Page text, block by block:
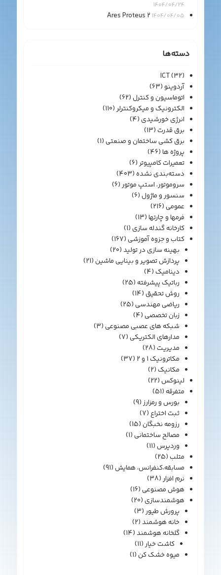
1404/04/24
Ares Proteus 2 1404/04/05
دسته‌ها
ICT(32)
آردوینو(63)
اتوماسیون و کنترل(62)
الکترونیک و میکروکنترلر(110)
انرژی خورشیدی(4)
برق قدرت(13)
برق کشی ساختمان و صنعتی(1)
پروژه ها(46)
تعمیرات کامپیوتر(6)
دسته‌بندی نشده(403)
سروموتور، استپ موتور(6)
سنسور و ماژول(6)
عمومی(216)
فرمها و چارتها(13)
کارخانه گندله سازی(1)
کتاب و جزوه آموزشی(167)
بهینه سازی در تولید(20)
پردازش تصویر و بینایی ماشین(21)
دینامیک(4)
رباتیک پیشرفته(25)
روش تحقیق(14)
ریاضی مهندسی(25)
زبان تخصصی(4)
شبکه های عصبی مصنوعی(3)
مدارهای الکتریکی(7)
مدیریت(28)
مکاترونیک 1 و 2
(37)
مکانیک(2)
لینوکس(22)
متفرقه(51)
بورس و رمزارز(9)
ثبت اختراع(7)
رزومه نخبگان(15)
مصالح ساختمانی(1)
وردپرس(11)
متلب(25)
مسابقه،کنفرانس، همایش(91)
نرم افزار(38)
هوش مصنوعی(16)
هوشمندسازی(20)
پرورش طیور(3)
خانه هوشمند(2)
گلخانه هوشمند(14)
کاشت خیار(11)
میوه خشک کن(1)